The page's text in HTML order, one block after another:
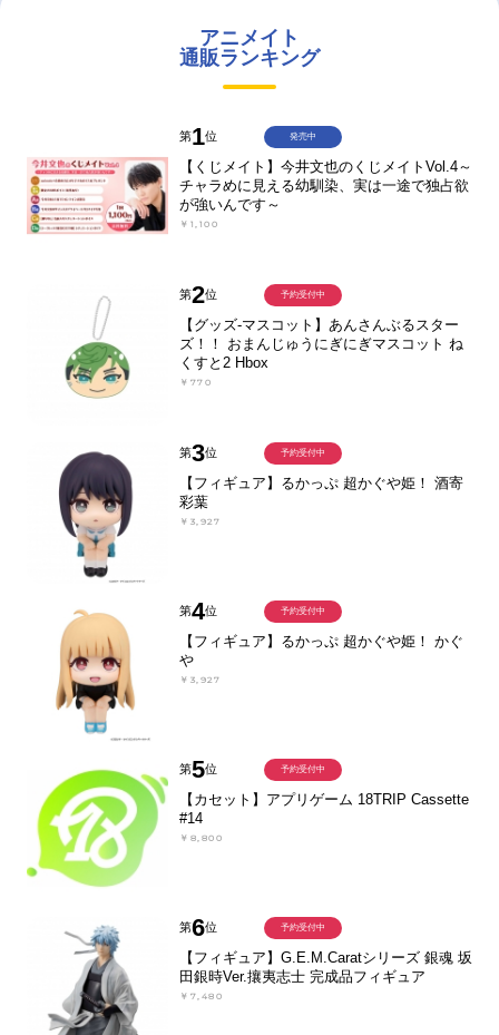
アニメイト
通販ランキング
第1位
【くじメイト】今井文也のくじメイトVol.4～
チャラめに見える幼馴染、実は一途で独占欲
が強いんです～
￥1,100
発売中
第2位
【グッズ-マスコット】あんさんぶるスター
ズ！！ おまんじゅうにぎにぎマスコット ね
くすと2 Hbox
￥770
予約受付中
第3位
【フィギュア】るかっぷ 超かぐや姫！ 酒寄
彩葉
￥3,927
予約受付中
第4位
【フィギュア】るかっぷ 超かぐや姫！ かぐ
や
￥3,927
予約受付中
第5位
【カセット】アプリゲーム 18TRIP Cassette
#14
￥8,800
予約受付中
第6位
【フィギュア】G.E.M.Caratシリーズ 銀魂 坂
田銀時Ver.攘夷志士 完成品フィギュア
￥7,480
予約受付中